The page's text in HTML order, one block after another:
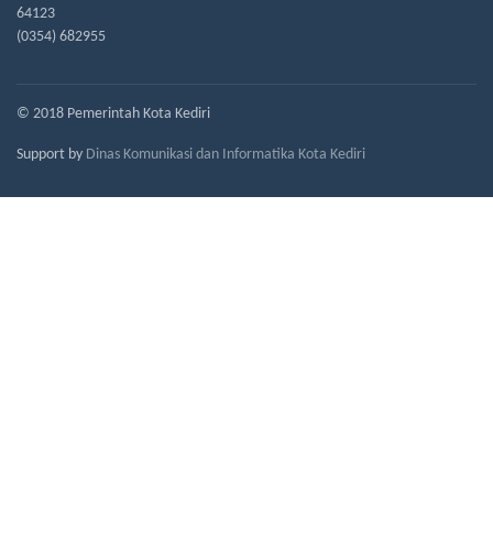
64123
(0354) 682955
© 2018 Pemerintah Kota Kediri
Support by Dinas Komunikasi dan Informatika Kota Kediri